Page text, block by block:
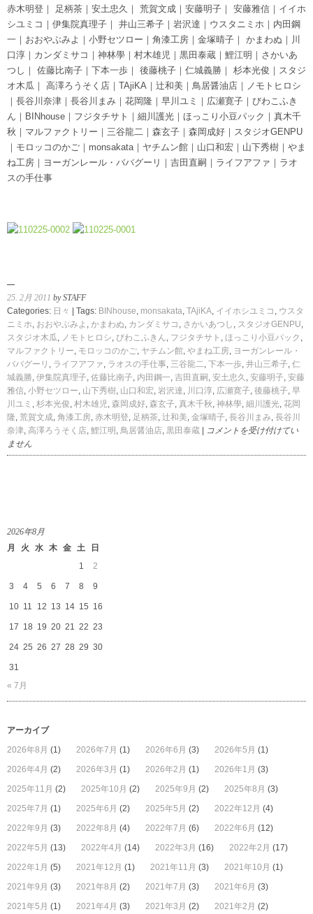
赤木明登｜ 足柄茶｜安土忠久｜ 荒賀文成｜安藤明子｜ 安藤雅信｜イイホ
シユミコ｜伊集院真理子｜ 井山三希子｜岩沢達｜ウスタニミホ｜内田鋼
一｜おおやぶみよ｜小野セツロー｜角漆工房｜金塚晴子｜ かまわぬ｜川
口淳｜カンダミサコ｜神林學｜村木雄児｜黒田泰蔵｜鯉江明｜さかいあ
つし｜ 佐藤比南子｜下本一歩｜ 後藤桃子｜仁城義勝｜ 杉本光俊｜スタジ
オ木瓜｜ 高澤ろうそく店｜TAjiKA｜辻和美｜鳥居醤油店｜ノモトヒロシ
｜長谷川奈津｜長谷川まみ｜花岡隆｜早川ユミ｜広瀬寛子｜びわこふき
ん｜BINhouse｜フジタチサト｜細川護光｜ほっこり小豆パック｜真木千
秋｜マルファクトリー｜三谷龍二｜森玄子｜森岡成好｜スタジオGENPU
｜モロッコのかご｜monsakata｜ヤチムン館｜山口和宏｜山下秀樹｜やま
ね工房｜ヨーガンレール・ババグーリ｜吉田直嗣｜ライフアファ｜ラオ
スの手仕事
25. 2月 2011 by STAFF
Categories: 日々 | Tags: BINhouse, monsakata, TAjiKA, イイホシユミコ , ウスタ
ニミホ, おおやぶみよ , かまわぬ, カンダミサコ , さかいあつし , スタジオGENPU,
スタジオ木瓜, ノモトヒロシ, びわこふきん, フジタチサト , ほっこり小豆パック ,
マルファクトリー, モロッコのかご, ヤチムン館, やまね工房, ヨーガンレール・
ババグーリ , ライフアファ, ラオスの手仕事, 三谷龍二, 下本一歩, 井山三希子, 仁
城義勝, 伊集院真理子, 佐藤比南子, 内田鋼一, 吉田直嗣 , 安土忠久 , 安藤明子, 安藤
雅信, 小野セツロー, 山下秀樹, 山口和宏, 岩沢達, 川口淳, 広瀬寛子, 後藤桃子, 早
川ユミ , 杉本光俊, 村木雄児, 森岡成好, 森玄子, 真木千秋, 神林學, 細川護光, 花岡
隆, 荒賀文成, 角漆工房, 赤木明登, 足柄茶, 辻和美, 金塚晴子, 長谷川まみ, 長谷川
奈津, 高澤ろうそく店, 鯉江明 , 鳥居醤油店, 黒田泰蔵
菜
花
コメントを受け付けてい
ません
2026年8月
月
火 水 木 金 土
日
1
2
3 4 5 6 7 8 9
10 11 12 13 14 15 16
17 18 19 20 21 22 23
24 25 26 27 28 29 30
31
« 7月
アーカイブ
2026年8月 (1) 2026年7月 (1) 2026年6月 (3) 2026年5月 (1)
2026年4月 (2) 2026年3月 (1) 2026年2月 (1) 2026年1月 (3)
2025年11月 (2) 2025年10月 (2) 2025年9月 (2) 2025年8月 (3)
2025年7月 (1) 2025年6月 (2) 2025年5月 (2) 2022年12月 (4)
2022年9月 (3) 2022年8月 (4) 2022年7月 (6) 2022年6月 (12)
2022年5月 (13) 2022年4月 (14) 2022年3月 (16) 2022年2月 (17)
2022年1月 (5) 2021年12月 (1) 2021年11月 (3) 2021年10月 (1)
2021年9月 (3) 2021年8月 (2) 2021年7月 (3) 2021年6月 (3)
2021年5月 (1) 2021年4月 (3) 2021年3月 (2) 2021年2月 (2)